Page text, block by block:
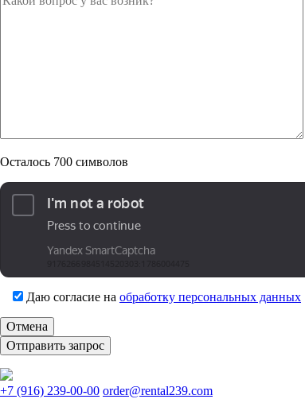
Осталось 700 символов
Даю согласие на обработку персональных данных
Отмена
+7 (916) 239-00-00 order@rental239.com